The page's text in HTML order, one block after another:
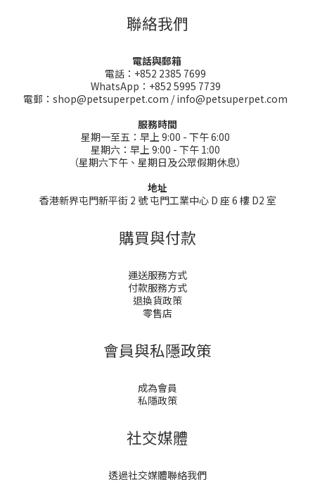
聯絡我們
電話與郵箱
電話：+852 2385 7699
WhatsApp：+852 5995 7739
電郵：shop@petsuperpet.com / info@petsuperpet.com
服務時間
星期一至五：早上 9:00 - 下午 6:00
星期六：早上 9:00 - 下午 1:00
（星期六下午、星期日及公眾假期休息）
地址
香港新界屯門新平街 2 號 屯門工業中心 D 座 6 樓 D2 室
購買與付款
運送服務方式
付款服務方式
退換貨政策
零售店
會員與私隱政策
成為會員
私隱政策
社交媒體
透過社交媒體聯絡我們